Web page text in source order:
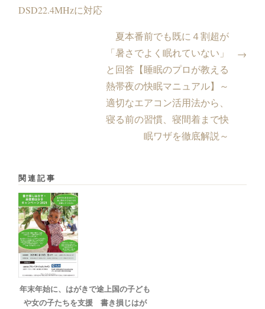
DSD22.4MHzに対応
夏本番前でも既に４割超が
「暑さでよく眠れていない」
と回答【睡眠のプロが教える
熱帯夜の快眠マニュアル】～
適切なエアコン活用法から、
寝る前の習慣、寝間着まで快
眠ワザを徹底解説～
→
関連記事
年末年始に、はがきで途上国の子ども
や女の子たちを支援 書き損じはが